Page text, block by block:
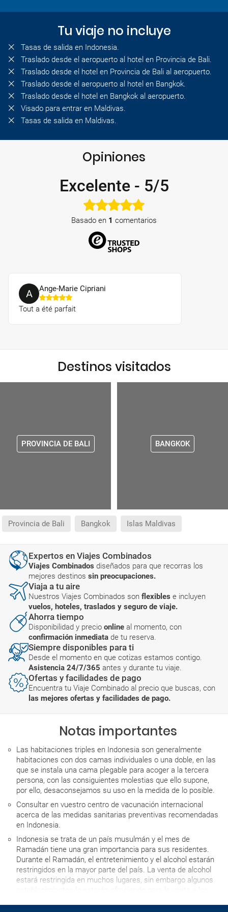
Tu viaje no incluye
Tasas de salida en Indonesia.
Traslado desde el aeropuerto al hotel en Provincia de Bali.
Traslado desde el hotel en Provincia de Bali al aeropuerto.
Traslado desde el aeropuerto al hotel en Bangkok.
Traslado desde el hotel en Bangkok al aeropuerto.
Visado para entrar en Maldivas.
Tasas de salida en Maldivas.
Opiniones
Excelente- 5/5
Basado en 1 comentarios
A Ange-Marie Cipriani
Tout a été parfait
Destinos visitados
PROVINCIA DE BALI BANGKOK
Provincia de Bali Bangkok Islas Maldivas
Expertos en Viajes Combinados
Viajes Combinados diseñados para que recorras los
mejores destinos sin preocupaciones.
Viaja a tu aire
Nuestros Viajes Combinados son flexibles e incluyen
vuelos, hoteles, traslados y seguro de viaje.
Ahorra tiempo
Disponibilidad y precio online al momento, con
confirmación inmediata de tu reserva.
Siempre disponibles para ti
Desde el momento en que cotizas estamos contigo.
Asistencia 24/7/365 antes y durante tu viaje.
Ofertas y facilidades de pago
Encuentra tu Viaje Combinado al precio que buscas, con
las mejores ofertas y facilidades de pago.
Notas importantes
Las habitaciones triples en Indonesia son generalmente
habitaciones con dos camas individuales o una doble, en las
que se instala una cama plegable para acoger a la tercera
persona, con las consiguientes molestias que ello supone,
por ello, desaconsejamos su uso en la medida de lo posible.
Consultar en vuestro centro de vacunación internacional
acerca de las medidas sanitarias preventivas recomendadas
en Indonesia.
Indonesia se trata de un país musulmán y el mes de
Ramadán tiene una gran importancia para sus residentes.
Durante el Ramadán, el entretenimiento y el alcohol estarán
restringidos en la mayor parte del país. La venta de alcohol
estará restringida en muchos lugares, sin embargo algunos
establecimientos lo estarán ofreciendo para la venta a los